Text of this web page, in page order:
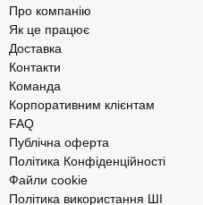
Про компанію
Як це працює
Доставка
Контакти
Команда
Корпоративним клієнтам
FAQ
Публічна оферта
Політика Конфіденційності
Файли cookie
Політика використання ШІ